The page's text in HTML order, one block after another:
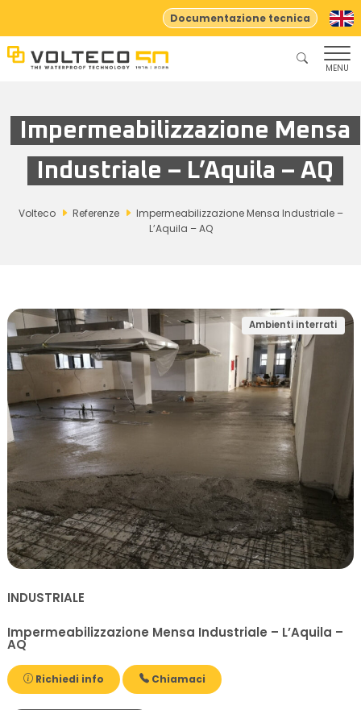
Documentazione tecnica
MENU
Impermeabilizzazione Mensa
Industriale – L’Aquila – AQ
Volteco Referenze
Impermeabilizzazione Mensa Industriale –
L’Aquila – AQ
Ambienti interrati
INDUSTRIALE
Impermeabilizzazione Mensa Industriale – L’Aquila –
AQ
Richiedi info Chiamaci